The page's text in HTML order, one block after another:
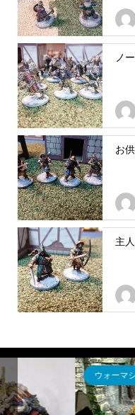
ノ
お
主
エイジ・オブ・シグマ